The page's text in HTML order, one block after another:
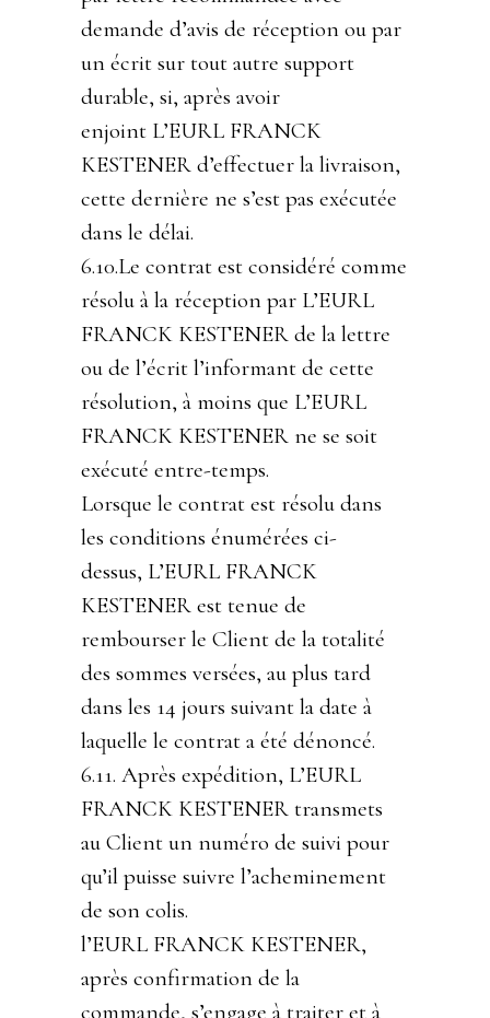
demande d’avis de réception ou par
un écrit sur tout autre support
durable, si, après avoir
enjoint L’EURL FRANCK
KESTENER d’effectuer la livraison,
cette dernière ne s’est pas exécutée
dans le délai.
6.10.Le contrat est considéré comme
résolu à la réception par L’EURL
FRANCK KESTENER de la lettre
ou de l’écrit l’informant de cette
résolution, à moins que L’EURL
FRANCK KESTENER ne se soit
exécuté entre-temps.
Lorsque le contrat est résolu dans
les conditions énumérées ci-
dessus, L’EURL FRANCK
KESTENER est tenue de
rembourser le Client de la totalité
des sommes versées, au plus tard
dans les 14 jours suivant la date à
laquelle le contrat a été dénoncé.
6.11. Après expédition, L’EURL
FRANCK KESTENER transmets
au Client un numéro de suivi pour
qu’il puisse suivre l’acheminement
de son colis.
l’EURL FRANCK KESTENER,
après confirmation de la
commande, s’engage à traiter et à